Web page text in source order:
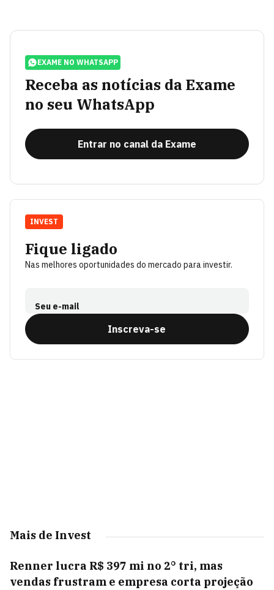
EXAME NO WHATSAPP
Receba as notícias da Exame
no seu WhatsApp
Entrar no canal da Exame
Fique ligado
Nas melhores oportunidades do mercado para investir.
Seu e-mail
Inscreva-se
INVEST
Mais de Invest
Renner lucra R$ 397 mi no 2° tri, mas
vendas frustram e empresa corta projeção